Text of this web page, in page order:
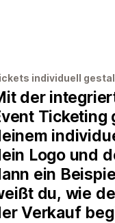
individuell
der
Ticketing
Logo und
ein
du, wie
Verkauf